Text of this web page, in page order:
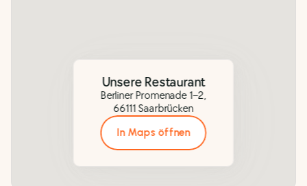
Unsere Restaurant
Berliner Promenade 1–2,
66111 Saarbrücken
In Maps öffnen